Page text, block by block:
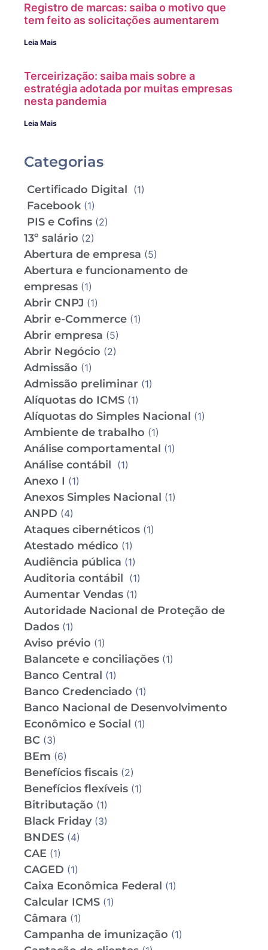
Registro de marcas: saiba o motivo que
tem feito as solicitações aumentarem
Leia Mais
Terceirização: saiba mais sobre a
estratégia adotada por muitas empresas
nesta pandemia
Leia Mais
Categorias
Certificado Digital (1)
Facebook(1)
PIS e Cofins (2)
13º salário (2)
Abertura de empresa (5)
Abertura e funcionamento de
empresas (1)
Abrir CNPJ (1)
Abrir e-Commerce (1)
Abrir empresa (5)
Abrir Negócio (2)
Admissão (1)
Admissão preliminar (1)
Alíquotas do ICMS (1)
Alíquotas do Simples Nacional (1)
Ambiente de trabalho (1)
Análise comportamental (1)
Análise contábil (1)
Anexo I (1)
Anexos Simples Nacional (1)
ANPD (4)
Ataques cibernéticos (1)
Atestado médico (1)
Audiência pública (1)
Auditoria contábil (1)
Aumentar Vendas (1)
Autoridade Nacional de Proteção de
Dados (1)
Aviso prévio (1)
Balancete e conciliações (1)
Banco Central (1)
Banco Credenciado (1)
Banco Nacional de Desenvolvimento
Econômico e Social (1)
BC (3)
BEm (6)
Benefícios fiscais (2)
Benefícios flexíveis (1)
Bitributação (1)
Black Friday(3)
BNDES (4)
CAE (1)
CAGED (1)
Caixa Econômica Federal (1)
Calcular ICMS (1)
Câmara (1)
Campanha de imunização (1)